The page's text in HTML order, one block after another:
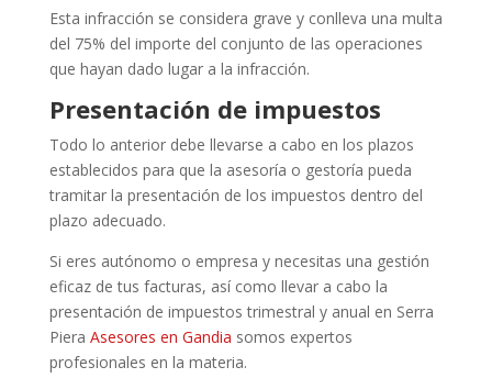
Esta infracción se considera grave y conlleva una multa
del 75% del importe del conjunto de las operaciones
que hayan dado lugar a la infracción.
Presentación de impuestos
Todo lo anterior debe llevarse a cabo en los plazos
establecidos para que la asesoría o gestoría pueda
tramitar la presentación de los impuestos dentro del
plazo adecuado.
Si eres autónomo o empresa y necesitas una gestión
eficaz de tus facturas, así como llevar a cabo la
presentación de impuestos trimestral y anual en Serra
Piera Asesores en Gandia somos expertos
profesionales en la materia.